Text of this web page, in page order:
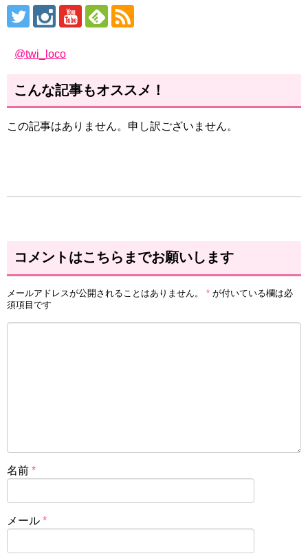
@twi_loco
こんな記事もオススメ！
この記事はありません。申し訳ございません。
コメントはこちらまでお願いします
メールアドレスが公開されることはありません。 * が付いている欄は必
須項目です
名前 *
メール *